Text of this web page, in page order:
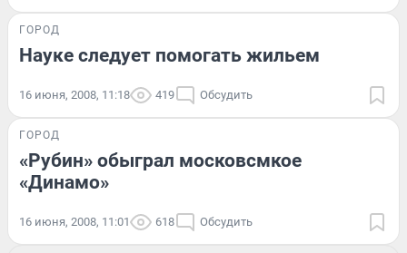
ГОРОД
Науке следует помогать жильем
16 июня, 2008, 11:18 419 Обсудить
ГОРОД
«Рубин» обыграл московсмкое
«Динамо»
16 июня, 2008, 11:01 618 Обсудить